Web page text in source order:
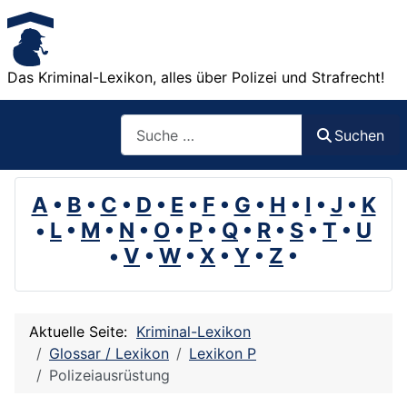
Das Kriminal-Lexikon, alles über Polizei und Strafrecht!
Suchen
A • B • C • D • E • F • G • H • I • J • K
• L • M • N • O • P • Q • R • S • T • U
• V • W • X • Y • Z •
Aktuelle Seite: Kriminal-Lexikon
Glossar / Lexikon
Lexikon P
Polizeiausrüstung